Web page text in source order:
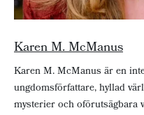
Karen M. McManus
Karen M. McManus är en
ungdomsförfattare, hyllad
mysterier och oförutsägbara